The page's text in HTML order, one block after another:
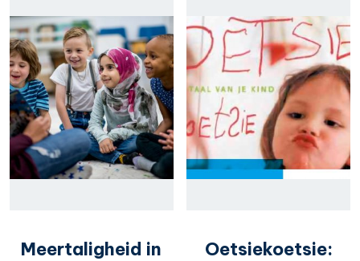
Meertaligheid in
Oetsiekoetsie: